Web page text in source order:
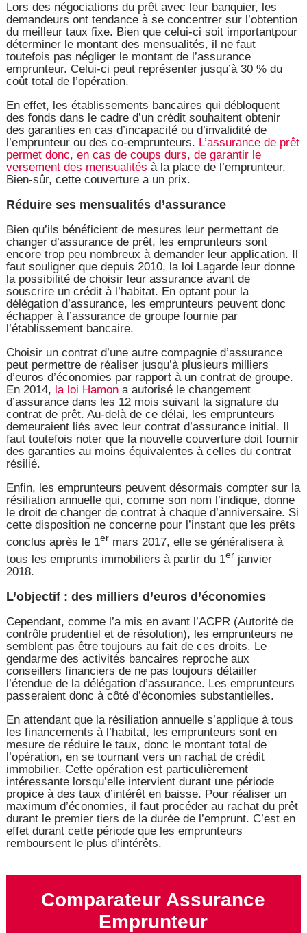
Lors des négociations du prêt avec leur banquier, les
demandeurs ont tendance à se concentrer sur l’obtention
du meilleur taux fixe. Bien que celui-ci soit importantpour
déterminer le montant des mensualités, il ne faut
toutefois pas négliger le montant de l’assurance
emprunteur. Celui-ci peut représenter jusqu’à 30 % du
coût total de l’opération.
En effet, les établissements bancaires qui débloquent
des fonds dans le cadre d’un crédit souhaitent obtenir
des garanties en cas d’incapacité ou d’invalidité de
l’emprunteur ou des co-emprunteurs. L’assurance de prêt
permet donc, en cas de coups durs, de garantir le
versement des mensualités à la place de l’emprunteur.
Bien-sûr, cette couverture a un prix.
Réduire ses mensualités d’assurance
Bien qu’ils bénéficient de mesures leur permettant de
changer d’assurance de prêt, les emprunteurs sont
encore trop peu nombreux à demander leur application. Il
faut souligner que depuis 2010, la loi Lagarde leur donne
la possibilité de choisir leur assurance avant de
souscrire un crédit à l’habitat. En optant pour la
délégation d’assurance, les emprunteurs peuvent donc
échapper à l’assurance de groupe fournie par
l’établissement bancaire.
Choisir un contrat d’une autre compagnie d’assurance
peut permettre de réaliser jusqu’à plusieurs milliers
d’euros d’économies par rapport à un contrat de groupe.
En 2014, la loi Hamona autorisé le changement
d’assurance dans les 12 mois suivant la signature du
contrat de prêt. Au-delà de ce délai, les emprunteurs
demeuraient liés avec leur contrat d’assurance initial. Il
faut toutefois noter que la nouvelle couverture doit fournir
des garanties au moins équivalentes à celles du contrat
résilié.
Enfin, les emprunteurs peuvent désormais compter sur la
résiliation annuelle qui, comme son nom l’indique, donne
le droit de changer de contrat à chaque d’anniversaire. Si
cette disposition ne concerne pour l’instant que les prêts
conclus après le 1er mars 2017, elle se généralisera à
tous les emprunts immobiliers à partir du 1er janvier
2018.
L’objectif : des milliers d’euros d’économies
Cependant, comme l’a mis en avant l’ACPR (Autorité de
contrôle prudentiel et de résolution), les emprunteurs ne
semblent pas être toujours au fait de ces droits. Le
gendarme des activités bancaires reproche aux
conseillers financiers de ne pas toujours détailler
l’étendue de la délégation d’assurance. Les emprunteurs
passeraient donc à côté d’économies substantielles.
En attendant que la résiliation annuelle s’applique à tous
les financements à l’habitat, les emprunteurs sont en
mesure de réduire le taux, donc le montant total de
l’opération, en se tournant vers un rachat de crédit
immobilier. Cette opération est particulièrement
intéressante lorsqu’elle intervient durant une période
propice à des taux d’intérêt en baisse. Pour réaliser un
maximum d’économies, il faut procéder au rachat du prêt
durant le premier tiers de la durée de l’emprunt. C’est en
effet durant cette période que les emprunteurs
remboursent le plus d’intérêts.
Comparateur Assurance
Emprunteur